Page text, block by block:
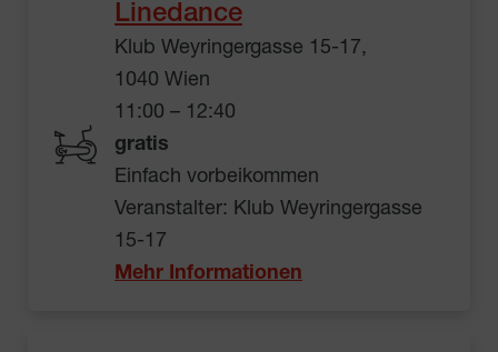
Linedance
Klub Weyringergasse 15-17,
1040 Wien
11:00 – 12:40
gratis
Einfach vorbeikommen
Veranstalter: Klub Weyringergasse
15-17
Mehr Informationen